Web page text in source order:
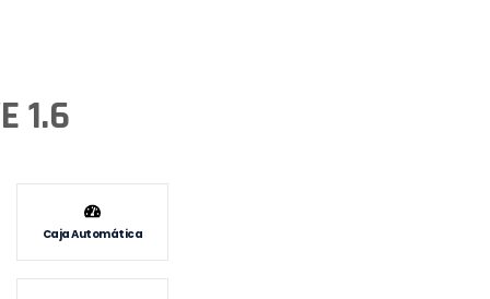
1.6
Caja Automática